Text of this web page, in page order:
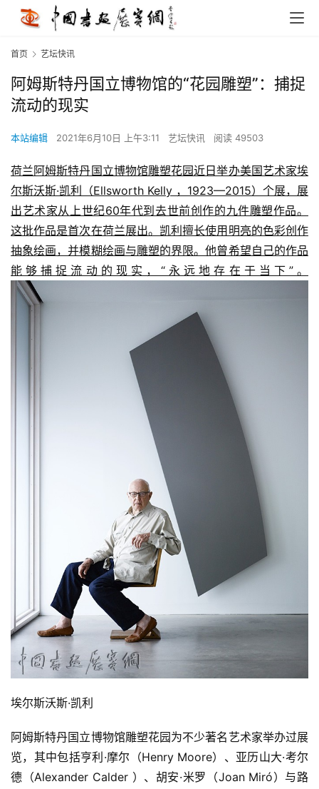
首页 艺坛快讯
阿姆斯特丹国立博物馆的“花园雕塑”：捕捉
流动的现实
本站编辑 2021年6月10日 上午3:11 艺坛快讯 阅读 49503
荷兰阿姆斯特丹国立博物馆雕塑花园近日举办美国艺术家埃
尔斯沃斯·凯利（Ellsworth Kelly ，1923—2015）个展，展
出艺术家从上世纪60年代到去世前创作的九件雕塑作品。
这批作品是首次在荷兰展出。凯利擅长使用明亮的色彩创作
抽象绘画，并模糊绘画与雕塑的界限。他曾希望自己的作品
能够捕捉流动的现实，“永远地存在于当下”。
埃尔斯沃斯·凯利
阿姆斯特丹国立博物馆雕塑花园为不少著名艺术家举办过展
览，其中包括亨利·摩尔（Henry Moore）、亚历山大·考尔
德（Alexander Calder ）、胡安·米罗（Joan Miró）与路